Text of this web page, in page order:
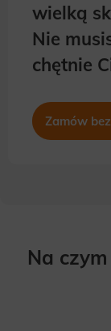
wielką
Nie
chętnie
Zamów
Na